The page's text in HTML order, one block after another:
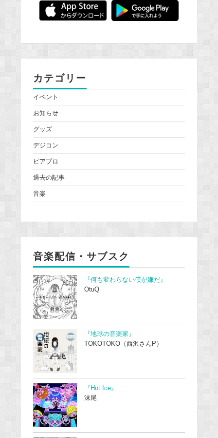
カテゴリー
イベント
お知らせ
グッズ
デジコン
ピアプロ
過去の記事
音楽
音楽配信・サブスク
『何も変わらない僕が嫌だ』
OtuQ
『地球の音楽家』
TOKOTOKO（西沢さんP）
『Hot Ice』
沫尾